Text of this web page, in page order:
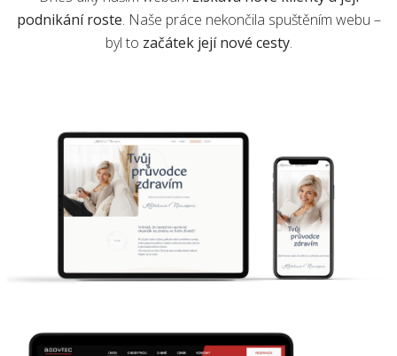
podnikání roste. Naše práce nekončila spuštěním webu –
byl to začátek její nové cesty.